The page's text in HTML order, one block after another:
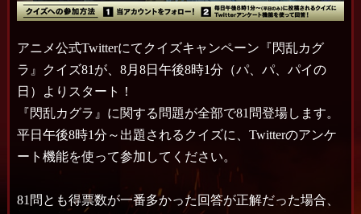
アニメ公式Twitterにてクイズキャンペーン『閃乱カグ
ラ』クイズ81が、8月8日午後8時1分（パ、パ、パイの
日）よりスタート！
『閃乱カグラ』に関する問題が全部で81問登場します。
平日午後8時1分～出題されるクイズに、Twitterのアンケ
ート機能を使って参加してください。
81問とも得票数が一番多かった回答が正解だった場合、